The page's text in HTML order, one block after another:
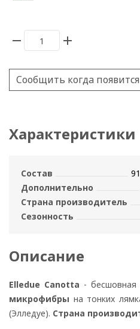
Сообщить когда появится
Характеристики
Состав
Дополнительно
Страна производитель
Сезонность
Описание
Elledue Canotta - бесшовная
микрофибры на тонких
(Элледуе). Страна